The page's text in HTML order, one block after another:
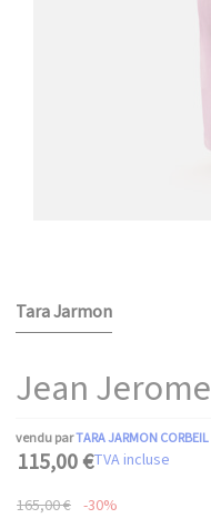
Tara Jarmon
Jean Jerome
vendu parTARA JARMON CORBEIL
115,00 €TVA incluse
165,00 € -30%